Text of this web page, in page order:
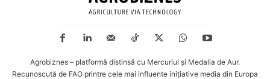
Agrobiznes – platformă distinsă cu Mercuriul și Medalia de Aur.
Recunoscută de FAO printre cele mai influente inițiative media din Europa